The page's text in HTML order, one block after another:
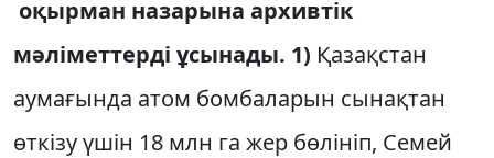
оқырман назарына архивтік
мәліметтерді ұсынады. 1) Қазақстан
аумағында атом бомбаларын сынақтан
өткізу үшін 18 млн га жер бөлініп, Семей